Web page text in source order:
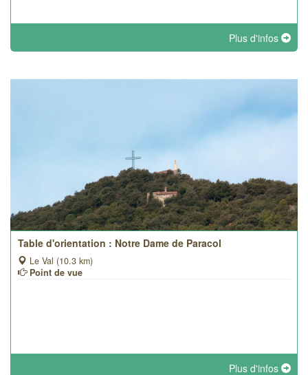
Plus d'infos
Table d'orientation : Notre Dame de Paracol
Le Val (10.3 km)
Point de vue
Plus d'infos